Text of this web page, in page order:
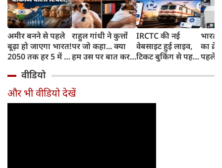
अमीर बनने से पहले
बूढ़ा हो जाएगा भारत!
2050 तक हर 5 में 1
साल से ज्यादा उम्र का
राहुल गांधी ने कुत्तों
पर जो कहा... क्या
हम उस पर बात कर
IRCTC की नई
वेबसाइट हुई लाइव,
टिकट बुकिंग से पहले
काम, जानें पूरा
भारत
का
पहले
और
वीडियो
और भी वीडियो देखें